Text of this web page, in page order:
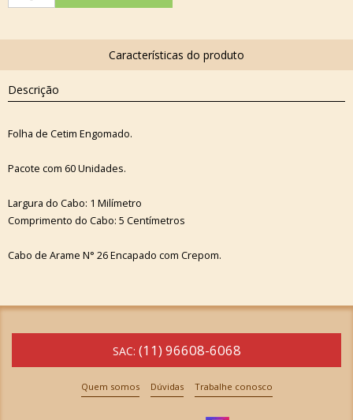
Descrição
Folha de Cetim Engomado.
Pacote com 60 Unidades.
Largura do Cabo: 1 Milímetro
Comprimento do Cabo: 5 Centímetros
Cabo de Arame N° 26 Encapado com Crepom.
SAC: (11) 96608-6068
Quem somos Dúvidas Trabalhe conosco